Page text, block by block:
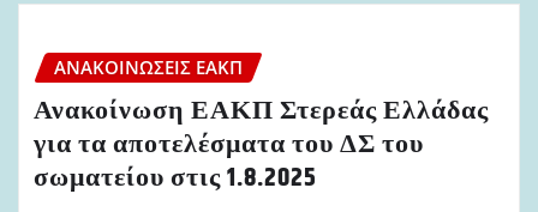
ΑΝΑΚΟΙΝΏΣΕΙΣ ΕΑΚΠ
Ανακοίνωση ΕΑΚΠ Στερεάς Ελλάδας
για τα αποτελέσματα του ΔΣ του
σωματείου στις 1.8.2025